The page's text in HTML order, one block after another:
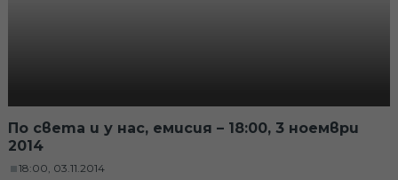
По света и у нас, емисия – 18:00, 3 ноември
2014
18:00, 03.11.2014